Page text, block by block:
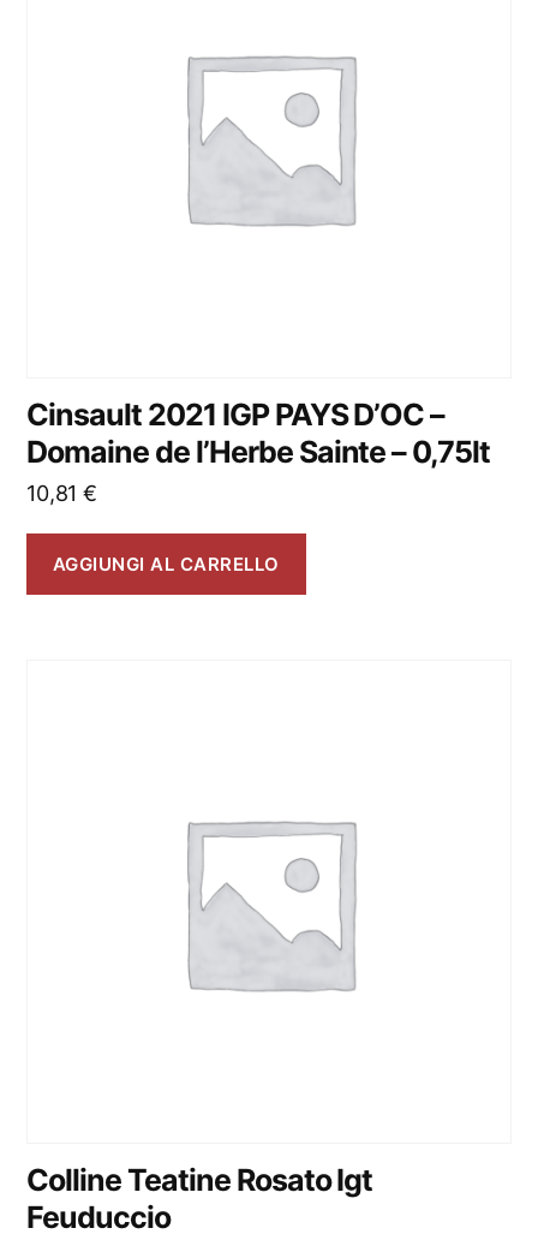
Cinsault 2021 IGP PAYS D’OC –
Domaine de l’Herbe Sainte – 0,75lt
10,81 €
AGGIUNGI AL CARRELLO
Colline Teatine Rosato Igt
Feuduccio